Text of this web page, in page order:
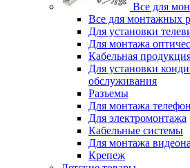
Все для
Все для монтажных
Для установки
Для монтажа
Кабельная
Для установки
обслуживания
Разъемы
Для монтажа
Для электромонтажа
Кабельные системы
Для монтажа
Крепеж